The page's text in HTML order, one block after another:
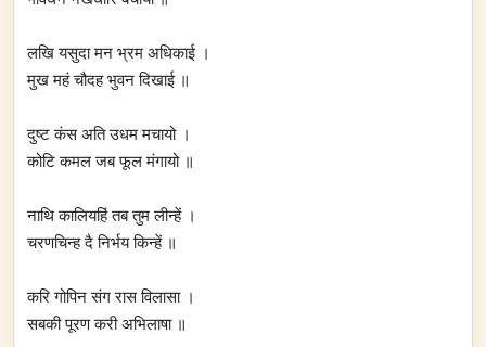
लखि यसुदा मन भ्रम अधिकाई ।
मुख महं चौदह भुवन दिखाई ॥
दुष्ट कंस अति उधम मचायो ।
कोटि कमल जब फूल मंगायो ॥
नाथि कालियहिं तब तुम लीन्हें ।
चरणचिन्ह दै निर्भय किन्हें ॥
करि गोपिन संग रास विलासा ।
सबकी पूरण करी अभिलाषा ॥